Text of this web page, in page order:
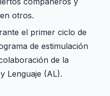
otros.
el primer ciclo de
de estimulación
de la
Lenguaje (AL).